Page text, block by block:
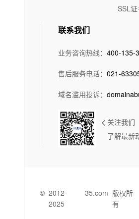
SSL
联系我们
业务咨询热线： 400-135-
售后服务电话： 021-
域名滥用投诉：
关注我们
了解最新
© 2012-
2025
35.com 版权所
有